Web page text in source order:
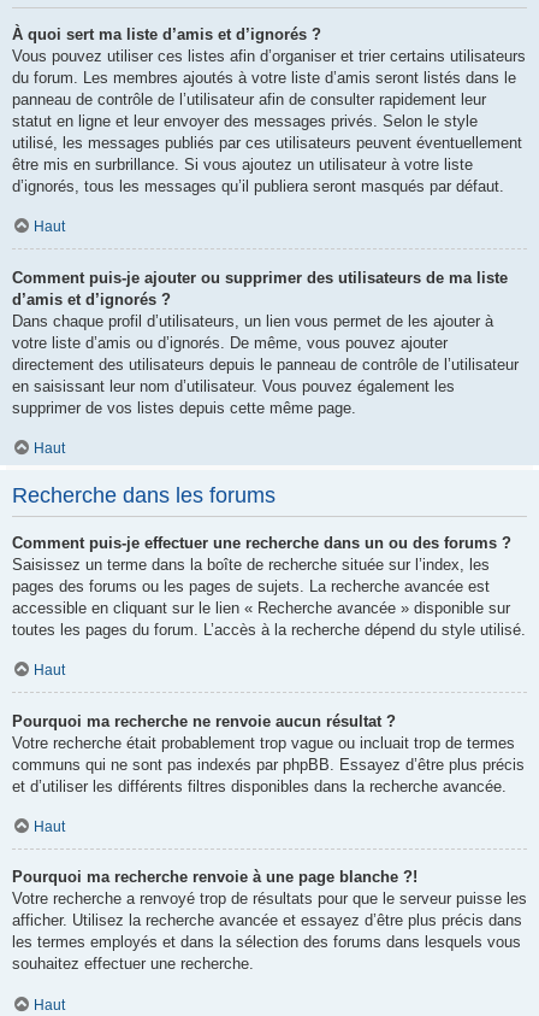
À quoi sert ma liste d’amis et d’ignorés ?
Vous pouvez utiliser ces listes afin d’organiser et trier certains utilisateurs
du forum. Les membres ajoutés à votre liste d’amis seront listés dans le
panneau de contrôle de l’utilisateur afin de consulter rapidement leur
statut en ligne et leur envoyer des messages privés. Selon le style
utilisé, les messages publiés par ces utilisateurs peuvent éventuellement
être mis en surbrillance. Si vous ajoutez un utilisateur à votre liste
d’ignorés, tous les messages qu’il publiera seront masqués par défaut.
Haut
Comment puis-je ajouter ou supprimer des utilisateurs de ma liste
d’amis et d’ignorés ?
Dans chaque profil d’utilisateurs, un lien vous permet de les ajouter à
votre liste d’amis ou d’ignorés. De même, vous pouvez ajouter
directement des utilisateurs depuis le panneau de contrôle de l’utilisateur
en saisissant leur nom d’utilisateur. Vous pouvez également les
supprimer de vos listes depuis cette même page.
Haut
Recherche dans les forums
Comment puis-je effectuer une recherche dans un ou des forums ?
Saisissez un terme dans la boîte de recherche située sur l’index, les
pages des forums ou les pages de sujets. La recherche avancée est
accessible en cliquant sur le lien « Recherche avancée » disponible sur
toutes les pages du forum. L’accès à la recherche dépend du style utilisé.
Haut
Pourquoi ma recherche ne renvoie aucun résultat ?
Votre recherche était probablement trop vague ou incluait trop de termes
communs qui ne sont pas indexés par phpBB. Essayez d’être plus précis
et d’utiliser les différents filtres disponibles dans la recherche avancée.
Haut
Pourquoi ma recherche renvoie à une page blanche ?!
Votre recherche a renvoyé trop de résultats pour que le serveur puisse les
afficher. Utilisez la recherche avancée et essayez d’être plus précis dans
les termes employés et dans la sélection des forums dans lesquels vous
souhaitez effectuer une recherche.
Haut